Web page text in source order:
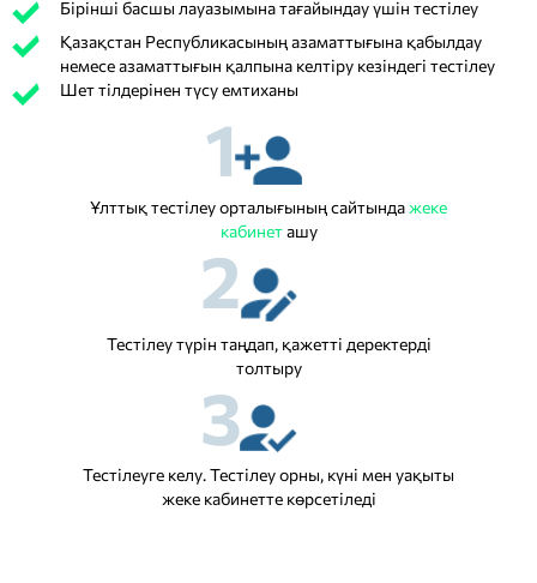
Бірінші басшы лауазымына тағайындау үшін тестілеу
Қазақстан Республикасының азаматтығына қабылдау
немесе азаматтығын қалпына келтіру кезіндегі тестілеу
Шет тілдерінен түсу емтиханы
1
Ұлттық тестілеу орталығының сайтындажеке
кабинеташу
2
Тестілеу түрін таңдап, қажетті деректерді
толтыру
3
Тестілеуге келу. Тестілеу орны, күні мен уақыты
жеке кабинетте көрсетіледі